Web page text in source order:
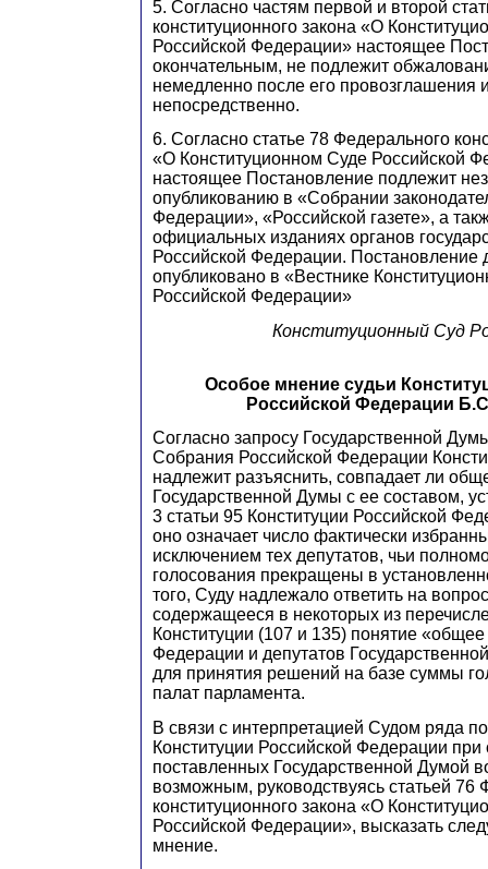
5. Согласно частям первой и второй
конституционного закона «О
Российской Федерации» настоящее
окончательным, не подлежит
немедленно после его провозглашения
непосредственно.
6. Согласно статье 78 Федерального
«О Конституционном Суде Российской
настоящее Постановление подлежит
опубликованию в «Собрании
Федерации», «Российской газете», а
официальных изданиях органов
Российской Федерации. Постановление
опубликовано в «Вестнике
Российской Федерации»
Конституционный Суд
Особое мнение судьи
Российской Федерации
Согласно запросу Государственной
Собрания Российской Федерации
надлежит разъяснить, совпадает ли
Государственной Думы с ее составом,
3 статьи 95 Конституции Российской
оно означает число фактически
исключением тех депутатов, чьи
голосования прекращены в
того, Суду надлежало ответить на
содержащееся в некоторых из
Конституции (107 и 135) понятие
Федерации и депутатов
для принятия решений на базе суммы
палат парламента.
В связи с интерпретацией Судом ряда
Конституции Российской Федерации при
поставленных Государственной Думой
возможным, руководствуясь статьей 76
конституционного закона «О
Российской Федерации», высказать
мнение.